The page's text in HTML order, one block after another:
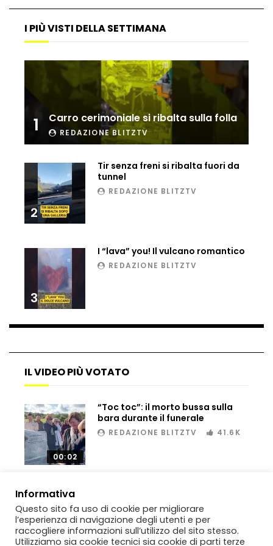
chiude in 4 ore e 10: “Up and down for
Ingresso da film a Taormina: lo sposo
plana tra le rovine greche
Incendio nel Vicentino, in fumo un
deposito di giocattoli
Il sindaco Silvia Salis porta in aula gli
insulti sessisti che riceve
Notte incantata a Selva di Val Gardena,
la prima neve trasforma il paese
lavoro per 11 ore, operaio muore dopo il
Tunisia
Genova, raid nel liceo occupato: le
immagini dei danni
Genova, sequestrata Ferrari da
700mila euro: il tentativo di
contrabbando scoperto al porto
I PIÙ VISTI DELLA SETTIMANA
1 Carro cerimoniale si ribalta sulla folla
REDAZIONE BLITZTV
2
Tir senza freni si ribalta fuori da
tunnel
REDAZIONE BLITZTV
3
I “lava” you! Il vulcano romantico
REDAZIONE BLITZTV
IL VIDEO PIÙ VOTATO
00:02
“Toc toc”: il morto bussa sulla
bara durante il funerale
REDAZIONE BLITZTV 41.6K
Informativa
Questo sito fa uso di cookie per migliorare
l’esperienza di navigazione degli utenti e per
raccogliere informazioni sull’utilizzo del sito stesso.
Utilizziamo sia cookie tecnici sia cookie di parti terze